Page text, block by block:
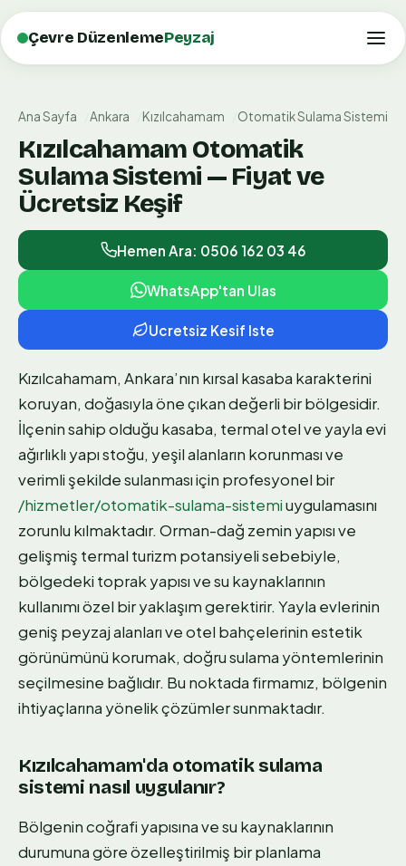
Çevre DüzenlemePeyzaj
Ana Sayfa Ankara Kızılcahamam Otomatik Sulama Sistemi
Kızılcahamam Otomatik
Sulama Sistemi — Fiyat ve
Ücretsiz Keşif
Hemen Ara: 0506 162 03 46
WhatsApp'tan Ulas
Ucretsiz Kesif Iste
Kızılcahamam, Ankara’nın kırsal kasaba karakterini
koruyan, doğasıyla öne çıkan değerli bir bölgesidir.
İlçenin sahip olduğu kasaba, termal otel ve yayla evi
ağırlıklı yapı stoğu, yeşil alanların korunması ve
verimli şekilde sulanması için profesyonel bir
/hizmetler/otomatik-sulama-sistemiuygulamasını
zorunlu kılmaktadır. Orman-dağ zemin yapısı ve
gelişmiş termal turizm potansiyeli sebebiyle,
bölgedeki toprak yapısı ve su kaynaklarının
kullanımı özel bir yaklaşım gerektirir. Yayla evlerinin
geniş peyzaj alanları ve otel bahçelerinin estetik
görünümünü korumak, doğru sulama yöntemlerinin
seçilmesine bağlıdır. Bu noktada firmamız, bölgenin
ihtiyaçlarına yönelik çözümler sunmaktadır.
Kızılcahamam'da otomatik sulama
sistemi nasıl uygulanır?
Bölgenin coğrafi yapısına ve su kaynaklarının
durumuna göre özelleştirilmiş bir planlama